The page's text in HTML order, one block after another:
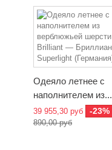
Одеяло летнее с
наполнителем из...
39 955,30 руб -23%
890,00 руб